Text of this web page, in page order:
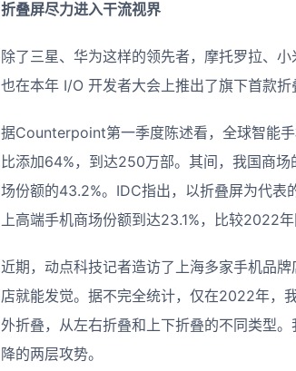
折叠屏尽力进入干流视界
除了三星、华为这样的领先者，摩托罗拉、
也在本年 I/O 开发者大会上推出了旗下首款折
据Counterpoint第一季度陈述看，全球智能
比添加64%，到达250万部。其间，我国商
场份额的43.2%。IDC指出，以折叠屏为代
上高端手机商场份额到达23.1%，比较2022年
近期，动点科技记者造访了上海多家手机品
店就能发觉。据不完全统计，仅在2022年，
外折叠，从左右折叠和上下折叠的不同类型
降的两层攻势。